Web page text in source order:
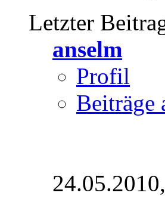
Letzter
anselm
Profil
Beiträge
24.05.2010,